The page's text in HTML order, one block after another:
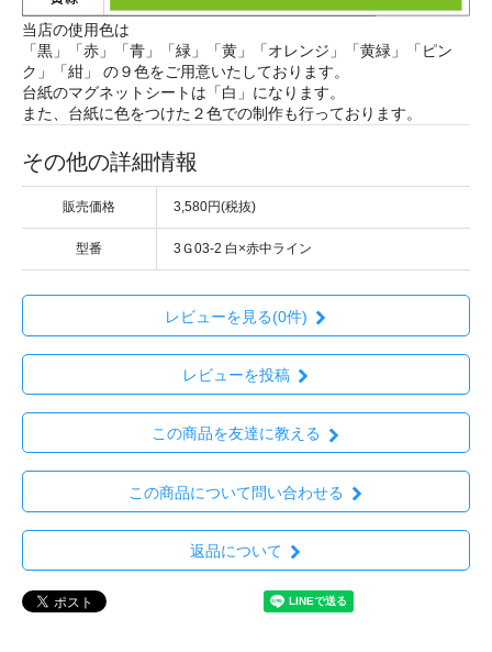
当店の使用色は
「黒」「赤」「青」「緑」「黄」「オレンジ」「黄緑」「ピン
ク」「紺」 の９色をご用意いたしております。
台紙のマグネットシートは「白」になります。
また、台紙に色をつけた２色での制作も行っております。
その他の詳細情報
販売価格 3,580円(税抜)
型番 3Ｇ03-2 白×赤中ライン
レビューを見る(0件)
レビューを投稿
この商品を友達に教える
この商品について問い合わせる
返品について